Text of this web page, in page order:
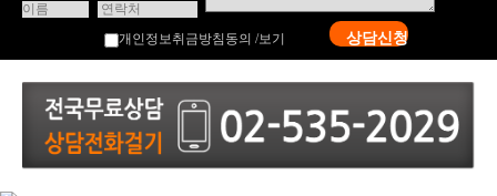
개인정보취금방침동의 /보기 상담신청